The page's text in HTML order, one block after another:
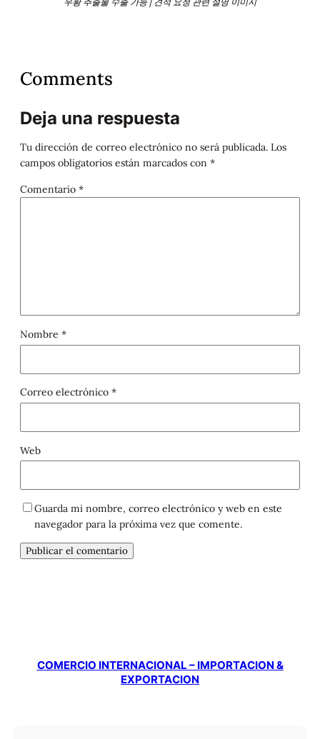
Comments
Deja una respuesta
Tu dirección de correo electrónico no será publicada. Los
campos obligatorios están marcados con *
Comentario *
Nombre *
Correo electrónico *
Web
Guarda mi nombre, correo electrónico y web en este
navegador para la próxima vez que comente.
COMERCIO INTERNACIONAL – IMPORTACION &
EXPORTACION